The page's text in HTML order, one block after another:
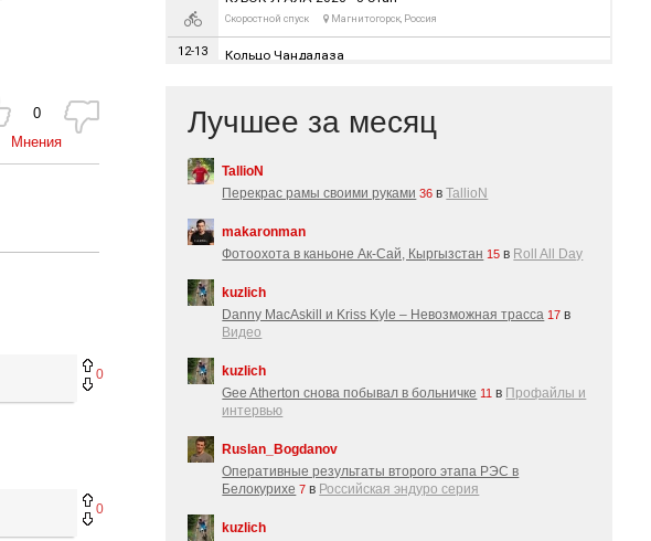
0
Мнения
0
0
Лучшее за месяц
TallioN
Перекрас рамы своими руками 36 вTallioN
makaronman
Фотоохота в каньоне Ак-Cай, Кыргызстан 15 в Roll All Day
kuzlich
Danny MacAskill и Kriss Kyle – Невозможная трасса 17 в
Видео
kuzlich
Gee Atherton снова побывал в больничке 11 в Профайлы и
интервью
Ruslan_Bogdanov
Оперативные результаты второго этапа РЭС в
Белокурихе 7 в Российская эндуро серия
kuzlich